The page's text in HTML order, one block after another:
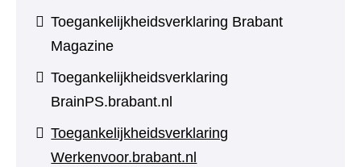
Toegankelijkheidsverklaring Brabant
Magazine
Toegankelijkheidsverklaring
BrainPS.brabant.nl
Toegankelijkheidsverklaring
Werkenvoor.brabant.nl